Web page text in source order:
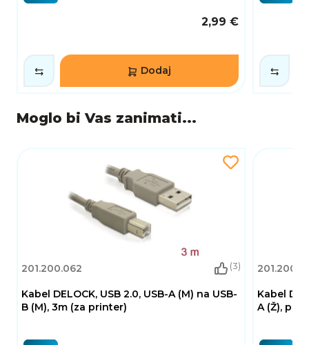
2,99 €
Dodaj
Moglo bi Vas zanimati...
201.200.062 (3)
Kabel DELOCK, USB 2.0, USB-A (M) na USB-
B (M), 3m (za printer)
Kabel
A (Ž),